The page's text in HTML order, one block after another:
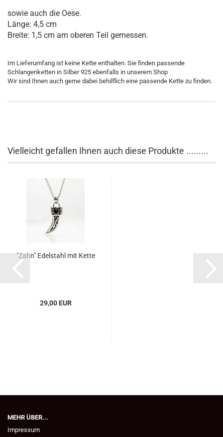
sowie auch die Oese.
Länge: 4,5 cm
Breite: 1,5 cm am oberen Teil gemessen.
Im Lieferumfang ist keine Kette enthalten. Sie finden passende
Schlangenketten in Silber 925 ebenfalls in unserem Shop
Wir sind Ihnen auch gerne dabei behilflich eine passende Kette zu finden.
Vielleicht gefallen Ihnen auch diese Produkte .........
"Zahn" Edelstahl mit Kette
29,00 EUR
MEHR ÜBER...
Impressum